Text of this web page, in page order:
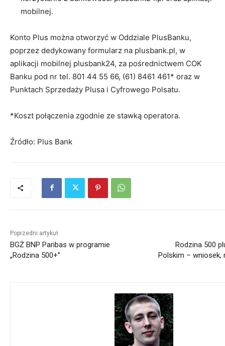
mobilnej.
Konto Plus można otworzyć w Oddziale PlusBanku,
poprzez dedykowany formularz na plusbank.pl, w
aplikacji mobilnej plusbank24, za pośrednictwem COK
Banku pod nr tel. 801 44 55 66, (61) 8461 461* oraz w
Punktach Sprzedaży Plusa i Cyfrowego Polsatu.
*Koszt połączenia zgodnie ze stawką operatora.
Źródło: Plus Bank
Poprzedni artykuł
BGŻ BNP Paribas w programie
„Rodzina 500+”
Rodzina 500
Polskim – wniosek,